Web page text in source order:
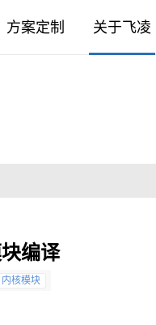
方案定制 关于飞凌
编译
内核模块